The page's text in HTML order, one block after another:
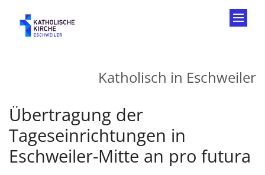
Katholisch in Eschweiler
Übertragung der
Tageseinrichtungen in
Eschweiler-Mitte an pro futura